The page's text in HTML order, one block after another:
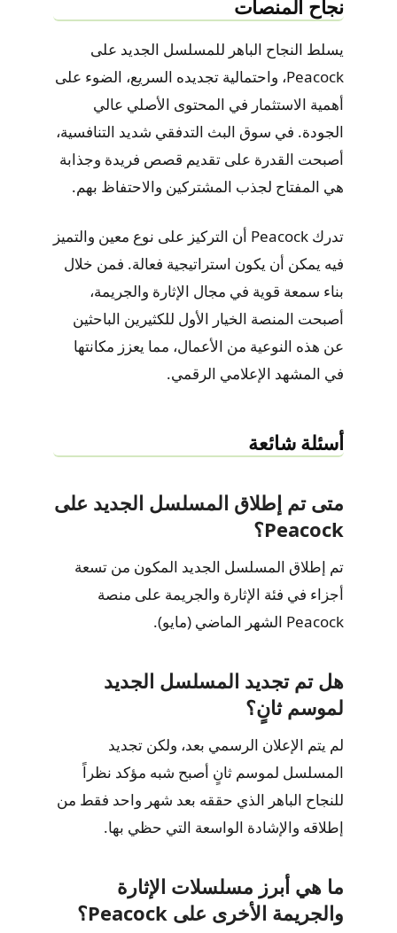
نجاح المنصات
يسلط النجاح الباهر للمسلسل الجديد على
Peacock، واحتمالية تجديده السريع، الضوء على
أهمية الاستثمار في المحتوى الأصلي عالي
الجودة. في سوق البث التدفقي شديد التنافسية،
أصبحت القدرة على تقديم قصص فريدة وجذابة
هي المفتاح لجذب المشتركين والاحتفاظ بهم.
تدرك Peacock أن التركيز على نوع معين والتميز
فيه يمكن أن يكون استراتيجية فعالة. فمن خلال
بناء سمعة قوية في مجال الإثارة والجريمة،
أصبحت المنصة الخيار الأول للكثيرين الباحثين
عن هذه النوعية من الأعمال، مما يعزز مكانتها
في المشهد الإعلامي الرقمي.
أسئلة شائعة
متى تم إطلاق المسلسل الجديد على
Peacock؟
تم إطلاق المسلسل الجديد المكون من تسعة
أجزاء في فئة الإثارة والجريمة على منصة
Peacock الشهر الماضي (مايو).
هل تم تجديد المسلسل الجديد
لموسم ثانٍ؟
لم يتم الإعلان الرسمي بعد، ولكن تجديد
المسلسل لموسم ثانٍ أصبح شبه مؤكد نظراً
للنجاح الباهر الذي حققه بعد شهر واحد فقط من
إطلاقه والإشادة الواسعة التي حظي بها.
ما هي أبرز مسلسلات الإثارة
والجريمة الأخرى على Peacock؟